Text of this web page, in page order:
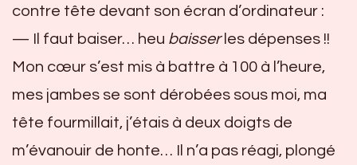
contre tête devant son écran d’ordinateur :
— Il faut baiser… heu baisserles dépenses !!
Mon cœur s’est mis à battre à 100 à l’heure,
mes jambes se sont dérobées sous moi, ma
tête fourmillait, j’étais à deux doigts de
m’évanouir de honte… Il n’a pas réagi, plongé